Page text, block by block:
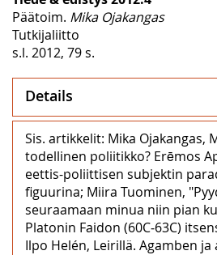
Päätoim. Mika Ojakangas
Tutkijaliitto
s.l. 2012, 79 s.
Details
Sis. artikkelit: Mika Ojakangas,
todellinen poliitikko? Erēmos
eettis-poliittisen subjektin
figuurina; Miira Tuominen,
seuraamaan minua niin pian
Platonin Faidon (60C‒63C)
Ilpo Helén, Leirillä. Agamben ja